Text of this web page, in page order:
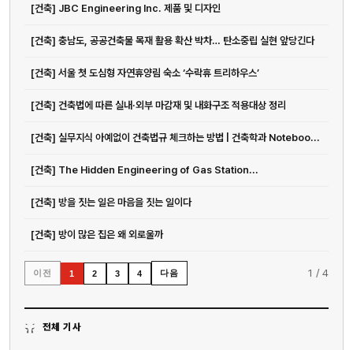
[건축] JBC Engineering Inc. 제품 및 디자인
[건축] 충남도, 공공건축물 목재 활용 확산 박차… 탄소중립 실현 앞당긴다
[건축] 서울 첫 도심형 자연휴양림 숙소 ‘수락휴 트리하우스’
[건축] 건축법에 따른 실내·외부 마감재 및 내화구조 적용대상 정리
[건축] 실무지식 아예없이 건축법규 체크하는 방법 | 건축학과 Noteboo...
[건축] The Hidden Engineering of Gas Station...
[건축] 방을 짓는 일은 마음을 짓는 일이다
[건축] 방이 많은 집은 왜 외로울까
이전 1 2 3 4 다음 1 /4
전체 기사